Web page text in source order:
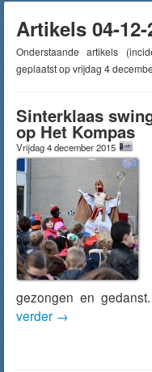
Artikels 04-12-
Onderstaande artikels
geplaatst op vrijdag 4
Sinterklaas
op Het Kompas
Vrijdag 4 december 2015
gezongen en
verder →